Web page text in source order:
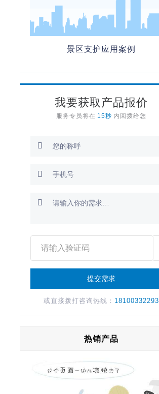
景区支护应用案例
我要获取产品报价
服务专员将在 15秒 内回拨给您



或直接拨打咨询热线： 18100332293
热销产品